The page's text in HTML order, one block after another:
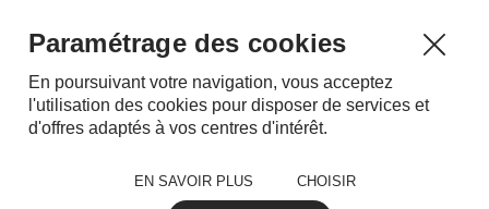
Paramétrage des cookies
En poursuivant votre navigation, vous acceptez
l'utilisation des cookies pour disposer de services et
d'offres adaptés à vos centres d'intérêt.
EN SAVOIR PLUS CHOISIR